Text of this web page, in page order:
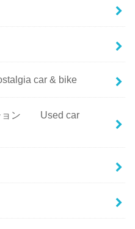
car & bike
ョン Used car